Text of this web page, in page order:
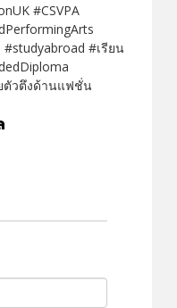
#CSVPA
#เรียน
ตัวตึงด้านแฟชั่น